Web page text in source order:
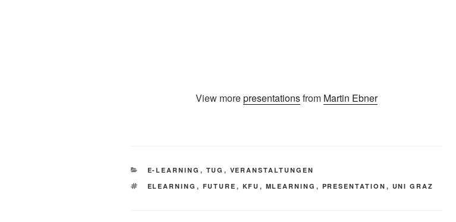
View morepresentationsfrom Martin Ebner
KATEGORIEN
E-LEARNING , TUG , VERANSTALTUNGEN
SCHLAGWÖRTER
ELEARNING , FUTURE , KFU , MLEARNING , PRESENTATION , UNI GRAZ